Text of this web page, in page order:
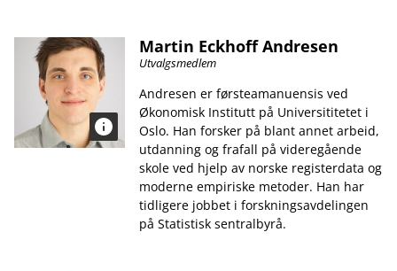
Martin Eckhoff Andresen
Utvalgsmedlem
Andresen er førsteamanuensis ved
Økonomisk Institutt på Universititetet i
Oslo. Han forsker på blant annet arbeid,
utdanning og frafall på videregående
skole ved hjelp av norske registerdata og
moderne empiriske metoder. Han har
tidligere jobbet i forskningsavdelingen
på Statistisk sentralbyrå.